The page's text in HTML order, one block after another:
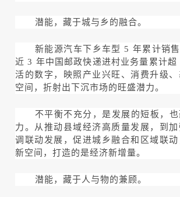
潜能，藏于城与乡的融合。
新能源汽车下乡车型 5 年累计销
近 3 年中国邮政快递进村业务量累计
活的数字，映照产业兴旺、消费升级、
空间，折射出下沉市场的旺盛潜力。
不平衡不充分，是发展的短板，
力。从推动县域经济高质量发展，到
调联动发展，促进城乡融合和区域联
新空间，打造的是经济新增量。
潜能，藏于人与物的兼顾。